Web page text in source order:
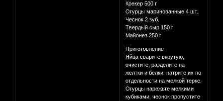
Крекер 500 г
Огурцы маринованные 4 шт.
Чеснок 2 зуб.
Твердый сыр 150 г
Майонез 250 г
Приготовление
Яйца сварите вкрутую,
очистите, разделите на
желтки и белки, натрите их по
отдельности на мелкой терке.
Огурцы нарежьте мелкими
кубиками, чеснок пропустите